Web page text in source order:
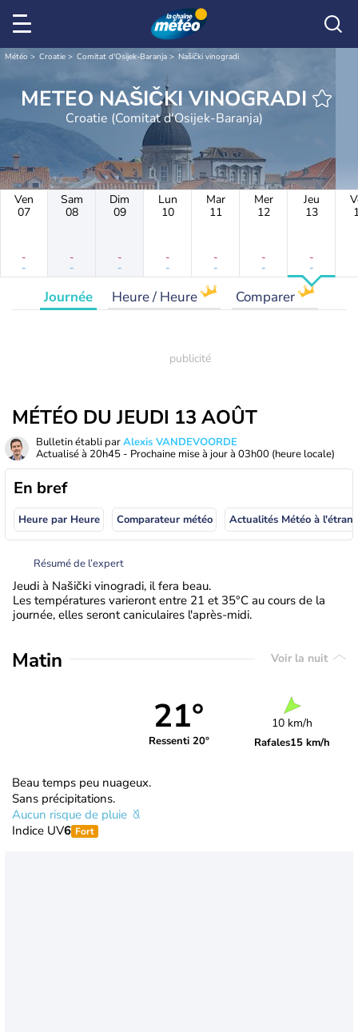
Météo Croatie Comitat d'Osijek-Baranja Našički vinogradi
METEO NAŠIČKI VINOGRADI
Croatie (Comitat d'Osijek-Baranja)
Ven
07
-
-
Sam
08
-
-
Dim
09
-
-
Lun
10
-
-
Mar
11
-
-
Mer
12
-
-
Jeu
13
-
-
Journée Heure / Heure Comparer
MÉTÉO DU JEUDI 13 AOÛT
Bulletin établi parAlexis VANDEVOORDE
Actualisé à 20h45 - Prochaine mise à jour à 03h00 (heure locale)
En bref
Heure par Heure Comparateur météo
Résumé de l’expert
Jeudi à Našički vinogradi, il fera beau.
Les températures varieront entre 21 et 35°C au cours de la
journée, elles seront caniculaires l'après-midi.
Matin Voir la nuit
21°
Ressenti 20°
10 km/h
Rafales15 km/h
Beau temps peu nuageux.
Sans précipitations.
Aucun risque de pluie
Indice UV6 Fort